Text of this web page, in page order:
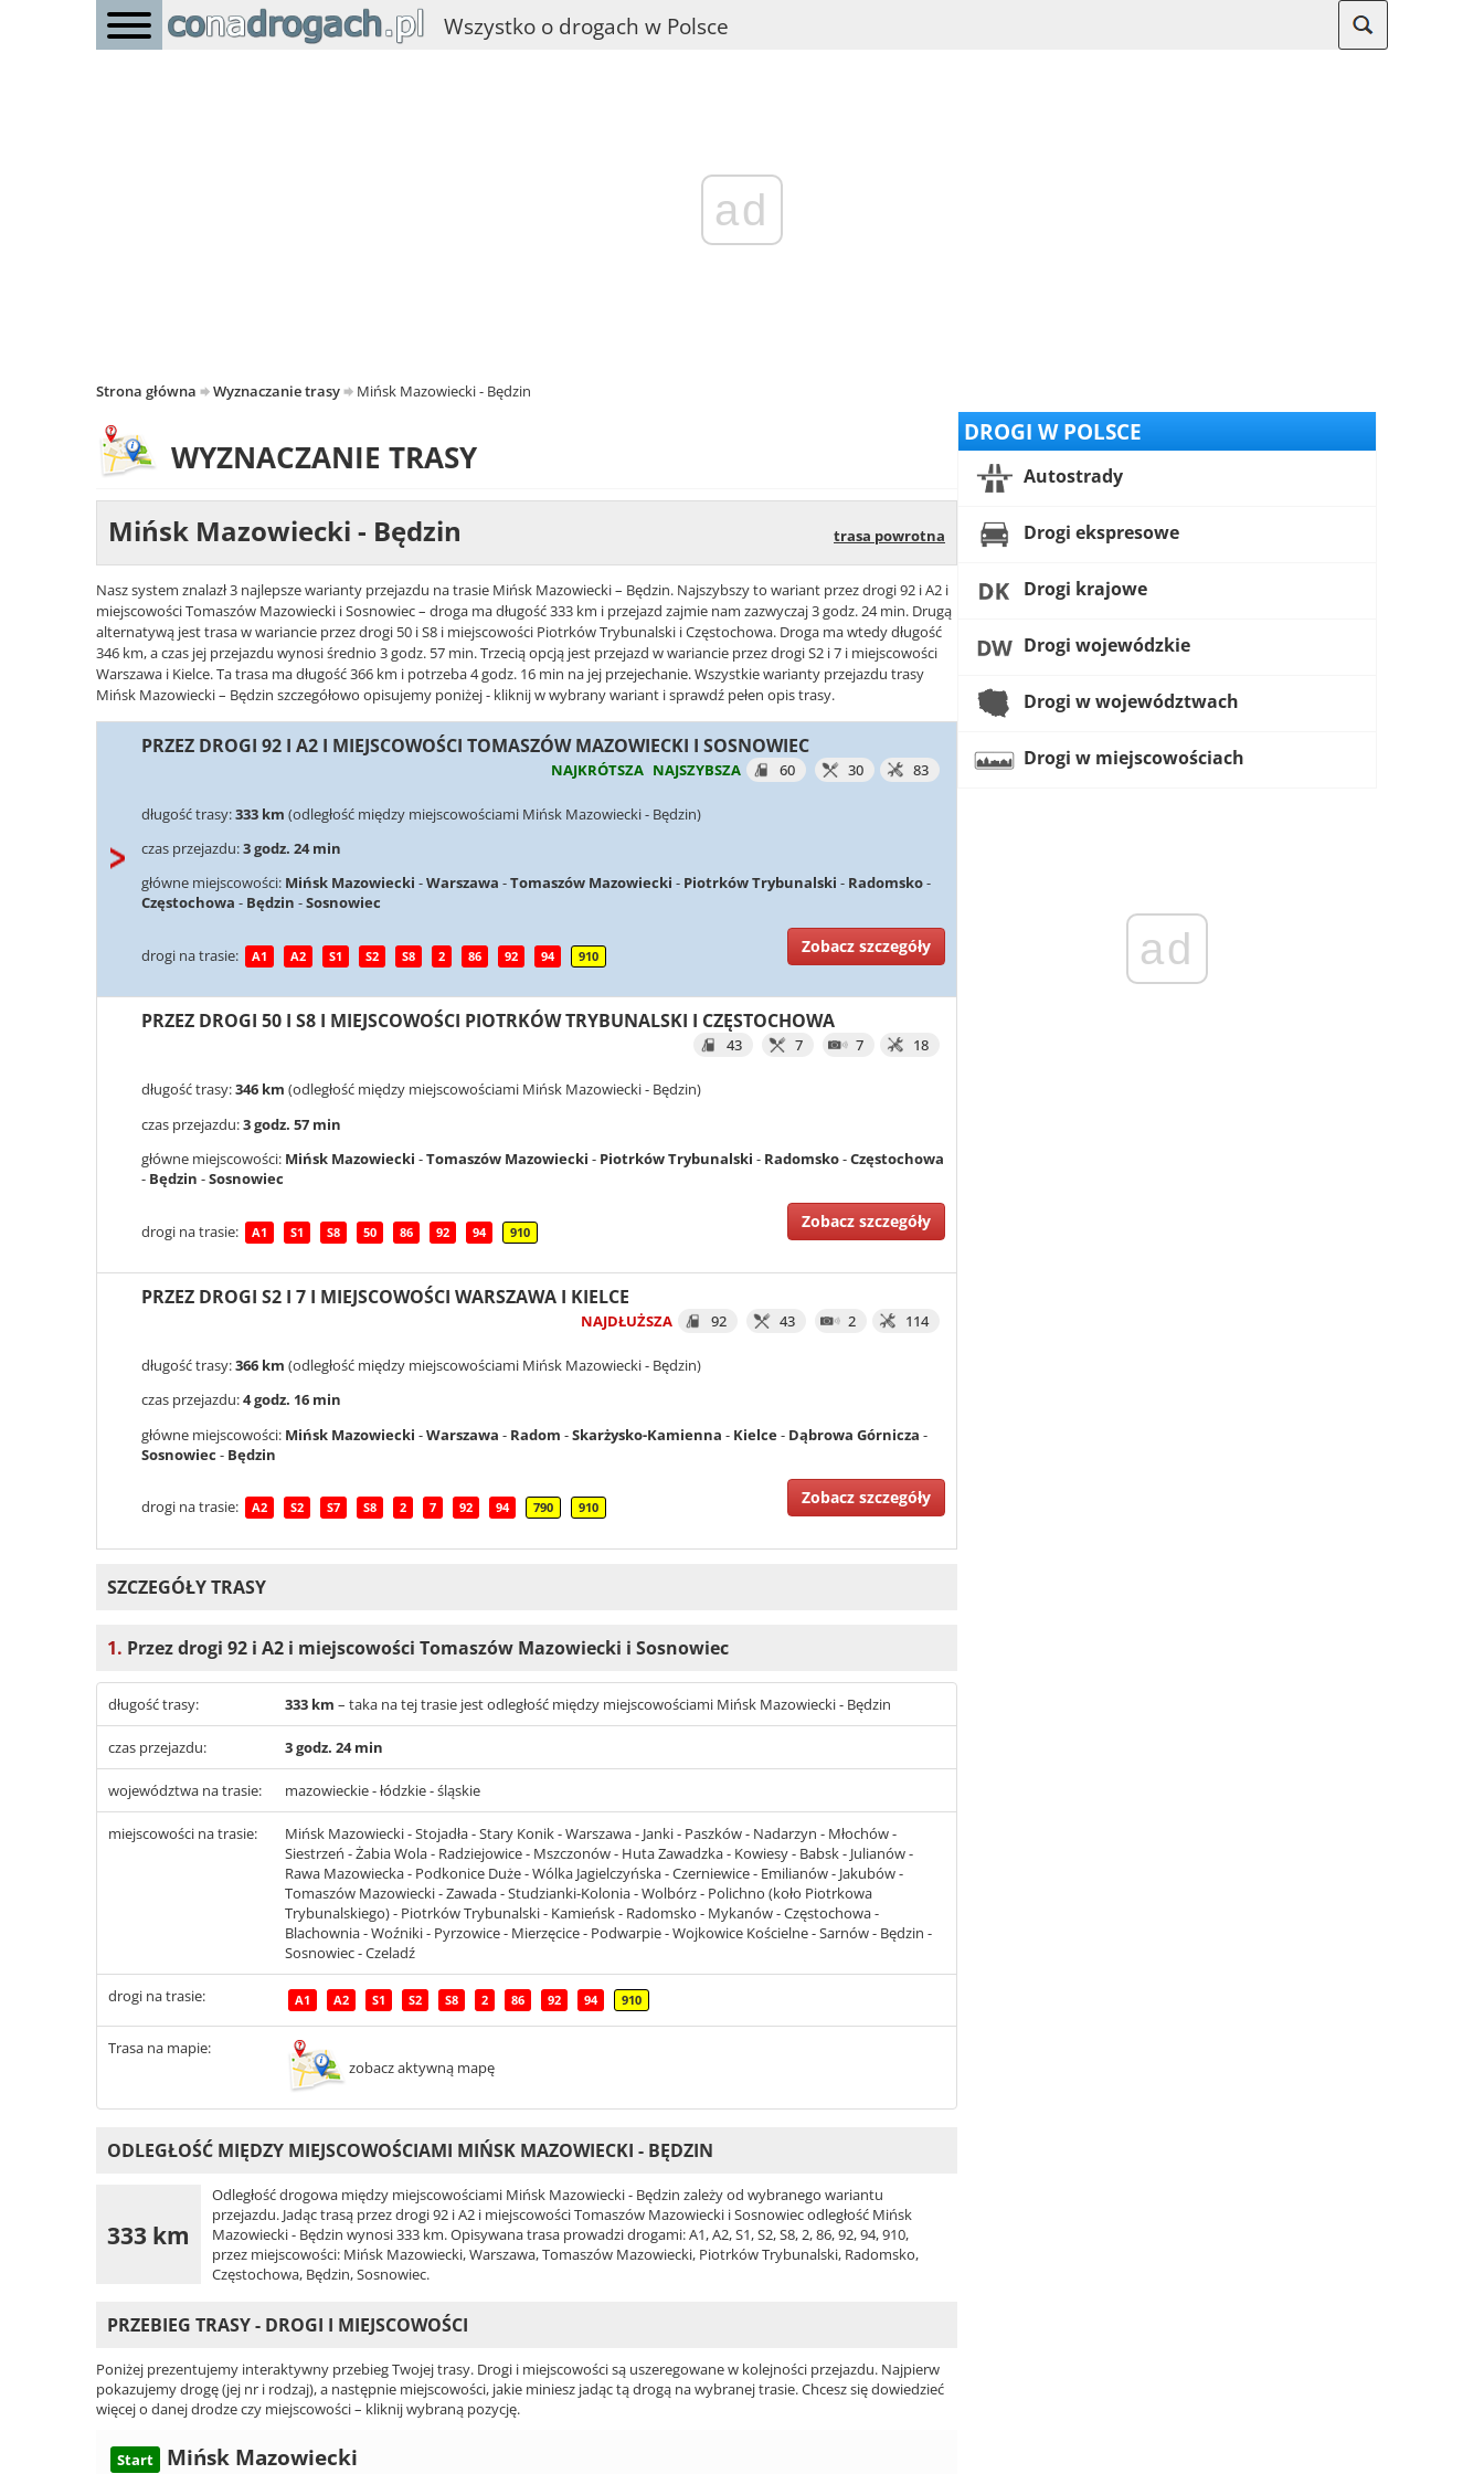
Wszystko o drogach w Polsce
ad
Strona główna Wyznaczanie trasy Mińsk Mazowiecki - Będzin
WYZNACZANIE TRASY
Mińsk Mazowiecki - Będzin trasa powrotna
Nasz system znalazł 3 najlepsze warianty przejazdu na trasie Mińsk Mazowiecki – Będzin. Najszybszy to wariant przez drogi 92 i A2 i
miejscowości Tomaszów Mazowiecki i Sosnowiec – droga ma długość 333 km i przejazd zajmie nam zazwyczaj 3 godz. 24 min. Drugą
alternatywą jest trasa w wariancie przez drogi 50 i S8 i miejscowości Piotrków Trybunalski i Częstochowa. Droga ma wtedy długość
346 km, a czas jej przejazdu wynosi średnio 3 godz. 57 min. Trzecią opcją jest przejazd w wariancie przez drogi S2 i 7 i miejscowości
Warszawa i Kielce. Ta trasa ma długość 366 km i potrzeba 4 godz. 16 min na jej przejechanie. Wszystkie warianty przejazdu trasy
Mińsk Mazowiecki – Będzin szczegółowo opisujemy poniżej - kliknij w wybrany wariant i sprawdź pełen opis trasy.
PRZEZ DROGI 92 I A2 I MIEJSCOWOŚCI TOMASZÓW MAZOWIECKI I SOSNOWIEC
NAJKRÓTSZA NAJSZYBSZA 60 30 83
długość trasy:333 km (odległość między miejscowościami Mińsk Mazowiecki - Będzin)
czas przejazdu:3 godz. 24 min
główne miejscowości: Mińsk Mazowiecki -Warszawa -Tomaszów Mazowiecki - Piotrków Trybunalski - Radomsko-
Częstochowa - Będzin -Sosnowiec
drogi na trasie: A1 A2 S1 S2 S8 2 86 92 94 910
Zobacz szczegóły
PRZEZ DROGI 50 I S8 I MIEJSCOWOŚCI PIOTRKÓW TRYBUNALSKI I CZĘSTOCHOWA
43 7 7 18
długość trasy:346 km (odległość między miejscowościami Mińsk Mazowiecki - Będzin)
czas przejazdu:3 godz. 57 min
główne miejscowości: Mińsk Mazowiecki -Tomaszów Mazowiecki - Piotrków Trybunalski - Radomsko-Częstochowa
- Będzin -Sosnowiec
drogi na trasie: A1 S1 S8 50 86 92 94 910
Zobacz szczegóły
PRZEZ DROGI S2 I 7 I MIEJSCOWOŚCI WARSZAWA I KIELCE
NAJDŁUŻSZA 92 43 2 114
długość trasy:366 km (odległość między miejscowościami Mińsk Mazowiecki - Będzin)
czas przejazdu:4 godz. 16 min
główne miejscowości: Mińsk Mazowiecki -Warszawa - Radom -Skarżysko-Kamienna - Kielce- Dąbrowa Górnicza -
Sosnowiec - Będzin
drogi na trasie: A2 S2 S7 S8 2 7 92 94 790 910
Zobacz szczegóły
SZCZEGÓŁY TRASY
1. Przez drogi 92 i A2 i miejscowości Tomaszów Mazowiecki i Sosnowiec
długość trasy: 333 km – taka na tej trasie jest odległość między miejscowościami Mińsk Mazowiecki - Będzin
czas przejazdu: 3 godz. 24 min
województwa na trasie: mazowieckie - łódzkie - śląskie
miejscowości na trasie:
Mińsk Mazowiecki - Stojadła - Stary Konik - Warszawa - Janki - Paszków - Nadarzyn - Młochów -
Siestrzeń - Żabia Wola - Radziejowice - Mszczonów - Huta Zawadzka - Kowiesy - Babsk - Julianów -
Rawa Mazowiecka - Podkonice Duże - Wólka Jagielczyńska - Czerniewice - Emilianów - Jakubów -
Tomaszów Mazowiecki - Zawada - Studzianki-Kolonia - Wolbórz - Polichno (koło Piotrkowa
Trybunalskiego) - Piotrków Trybunalski - Kamieńsk - Radomsko - Mykanów - Częstochowa -
Blachownia - Woźniki - Pyrzowice - Mierzęcice - Podwarpie - Wojkowice Kościelne - Sarnów - Będzin -
Sosnowiec - Czeladź
drogi na trasie: A1 A2 S1 S2 S8 2 86 92 94 910
Trasa na mapie:
zobacz aktywną mapę
ODLEGŁOŚĆ MIĘDZY MIEJSCOWOŚCIAMI MIŃSK MAZOWIECKI - BĘDZIN
333 km
Odległość drogowa między miejscowościami Mińsk Mazowiecki - Będzin zależy od wybranego wariantu
przejazdu. Jadąc trasą przez drogi 92 i A2 i miejscowości Tomaszów Mazowiecki i Sosnowiec odległość Mińsk
Mazowiecki - Będzin wynosi 333 km. Opisywana trasa prowadzi drogami: A1, A2, S1, S2, S8, 2, 86, 92, 94, 910,
przez miejscowości: Mińsk Mazowiecki, Warszawa, Tomaszów Mazowiecki, Piotrków Trybunalski, Radomsko,
Częstochowa, Będzin, Sosnowiec.
PRZEBIEG TRASY - DROGI I MIEJSCOWOŚCI
Poniżej prezentujemy interaktywny przebieg Twojej trasy. Drogi i miejscowości są uszeregowane w kolejności przejazdu. Najpierw
pokazujemy drogę (jej nr i rodzaj), a następnie miejscowości, jakie miniesz jadąc tą drogą na wybranej trasie. Chcesz się dowiedzieć
więcej o danej drodze czy miejscowości – kliknij wybraną pozycję.
Start Mińsk Mazowiecki
DROGI W POLSCE
Autostrady
Drogi ekspresowe
Drogi krajowe
Drogi wojewódzkie
Drogi w województwach
Drogi w miejscowościach
ad